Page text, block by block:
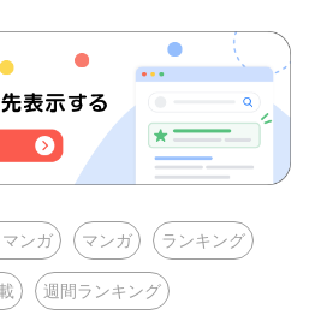
ンガ マンガ ランキング
週間ランキング